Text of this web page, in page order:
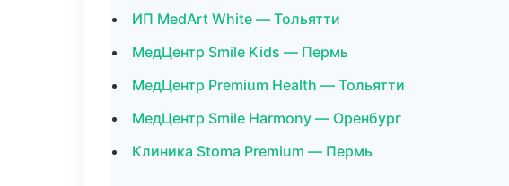
ИП MedArt White — Тольятти
МедЦентр Smile Kids — Пермь
МедЦентр Premium Health — Тольятти
МедЦентр Smile Harmony — Оренбург
Клиника Stoma Premium — Пермь